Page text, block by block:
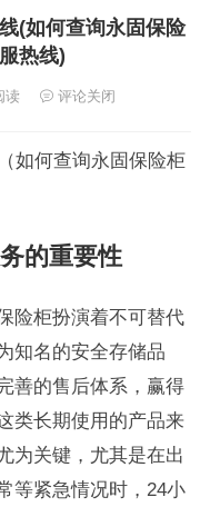
(如何查询永固保险
热线)
读 评论关闭
如何查询永固保险柜
的重要性
险柜扮演着不可替代
知名的安全存储品
善的售后体系，赢得
类长期使用的产品来
为关键，尤其是在出
等紧急情况时，24小